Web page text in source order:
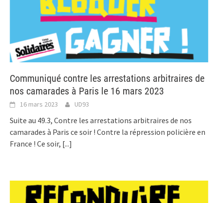
Communiqué contre les arrestations arbitraires de
nos camarades à Paris le 16 mars 2023
16 mars 2023 UD93
Suite au 49.3, Contre les arrestations arbitraires de nos
camarades à Paris ce soir ! Contre la répression policière en
France ! Ce soir, [...]